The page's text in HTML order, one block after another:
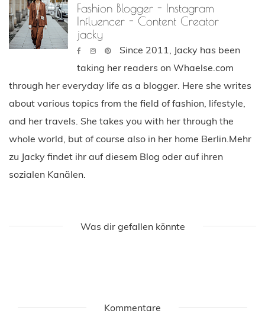
Fashion Blogger - Instagram
Influencer - Content Creator
jacky
Since 2011, Jacky has been
taking her readers on Whaelse.com
through her everyday life as a blogger. Here she writes
about various topics from the field of fashion, lifestyle,
and her travels. She takes you with her through the
whole world, but of course also in her home Berlin.Mehr
zu Jacky findet ihr auf diesem Blog oder auf ihren
sozialen Kanälen.
Was dir gefallen könnte
Kommentare